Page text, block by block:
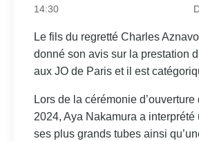
14:30
Le fils du regretté Charles
donné son avis sur la prestation
aux JO de Paris et il est
Lors de la cérémonie
2024, Aya Nakamura a interprété
ses plus grands tubes ainsi